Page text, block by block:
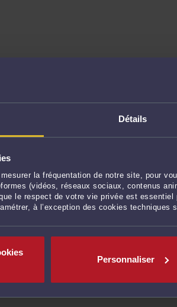
Détails
la fréquentation de notre site, pour
(vidéos, réseaux sociaux, contenus
le respect de votre vie privée est
à l’exception des cookies
Personnaliser